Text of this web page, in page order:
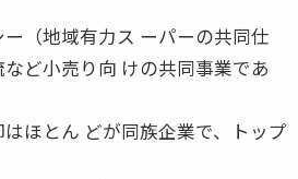
（地域有力ス ーパーの共同仕
ど小売り向 けの共同事業であ
ほとん どが同族企業で、トップ